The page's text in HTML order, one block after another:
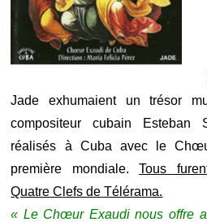
Jade exhumaient un trésor
compositeur cubain Esteban
réalisés à Cuba avec le
première mondiale.Tous
Quatre Clefs de Télérama.
« Le Chœur Exaudi nous offre